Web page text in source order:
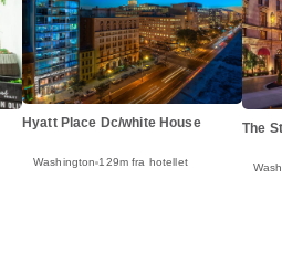
Hyatt Place Dc/white House
Washington 129m fra hotellet
The